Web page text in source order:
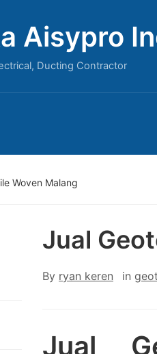
Aisypro
Ducting Contractor
Woven Malang
Jual
By ryan keren in
Jual